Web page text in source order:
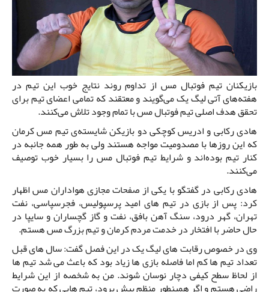
بازیکنان تیم فوتبال مس از تداوم روند نتایج خوب این تیم در
هفته‌های آتی لیگ یک می‌گویند و معتقند که تمامی اعضای تیم برای
تحقق هدف اصلی تیم فوتبال مس با تمام وجود تلاش می‌کنند.
هادی رکابی و ادریس کوچکی دو بازیکن شایسته‌ی تیم مس کرمان
که این روزها با مصدومیت مواجه هستند ولی به طور همه جانبه در
کنار تیم بوده‌اند و شرایط تیم فوتبال مس را بسیار خوب توصیف
می‌کنند.
هادی رکابی در گفتگو با یکی از صفحات مجازی هواداران مس اظهار
کرد: پس از بازی در تیم های امید پرسپولیس، فجرسپاسی، نفت
تهران، گهر درود، سنگ آهن بافق، نفت و گاز گچساران و سایپا در
حال حاضر با افتخار در خدمت مردم کرمان و تیم بزرگ مس هستم.
وی در خصوص رقابت های لیگ یک در این فصل گفت: سال های قبل
تعداد تیم ها کم اما فاصله بازی ها زیاد بود که باعث می شد تیم ها
از لحاظ سطح کیفی دچار نوسان شوند. من به شخصه از این شرایط